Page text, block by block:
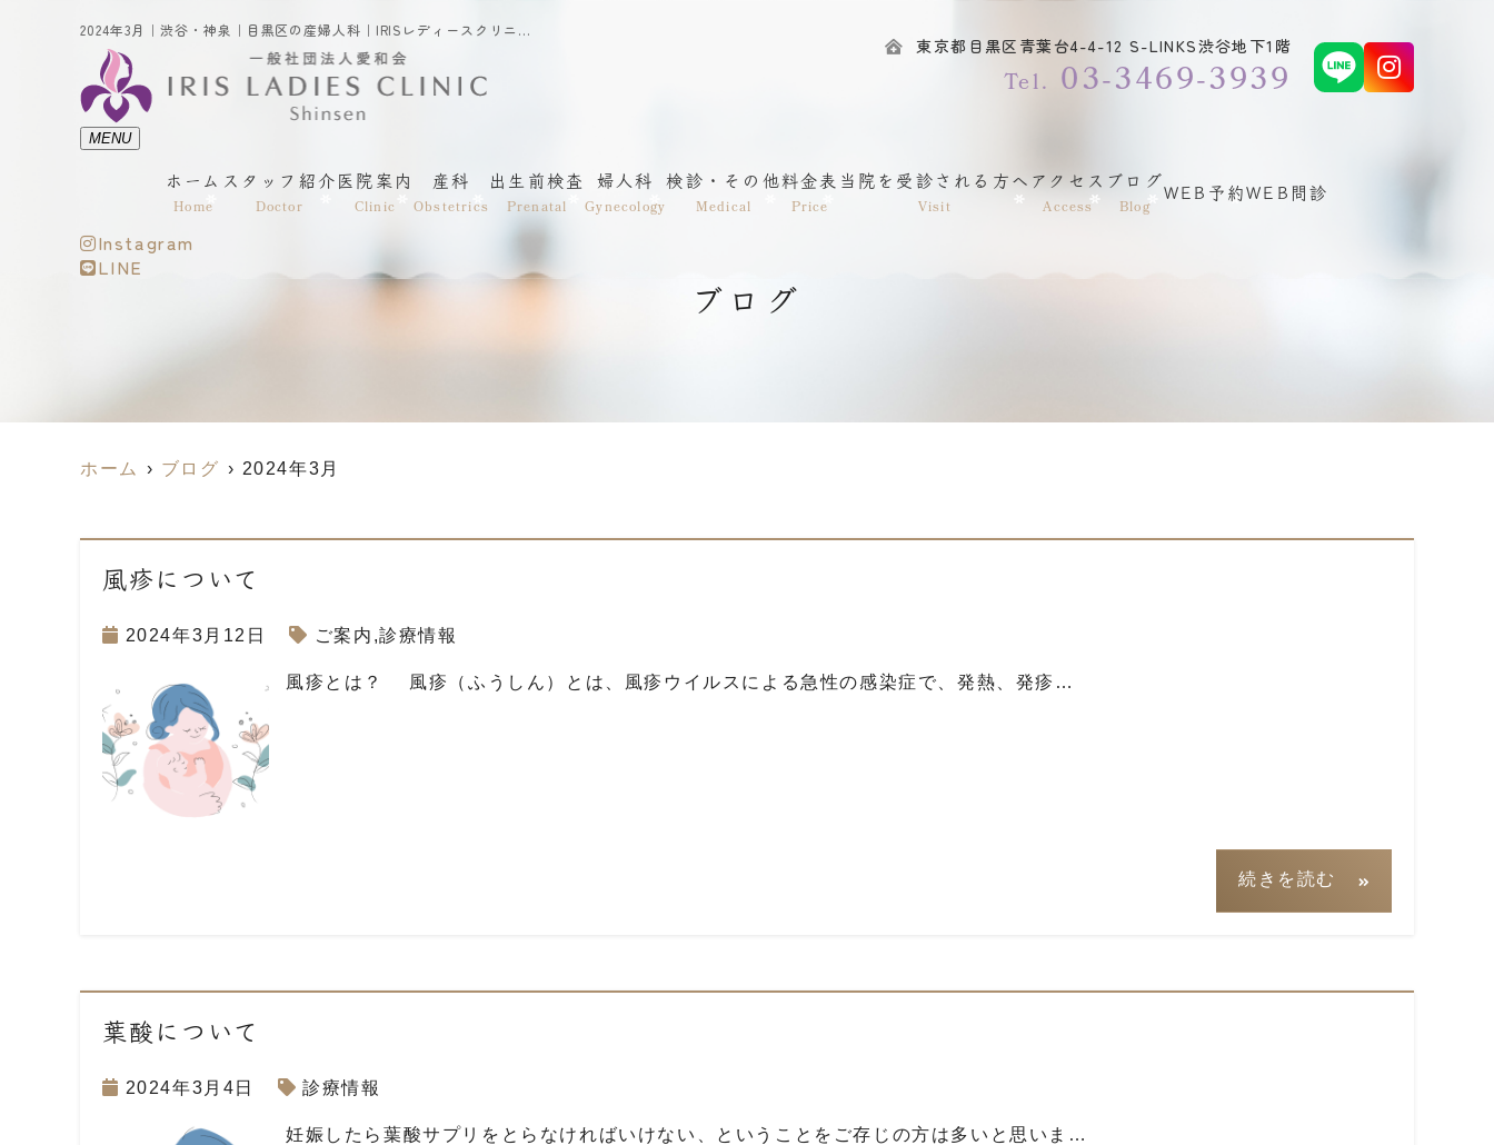
2024年3月｜渋谷・神泉｜目黒区の産婦人科｜IRISレディースクリニック神泉
東京都目黒区青葉台4-4-12 S-LINKS渋谷地下1階
Tel. 03-3469-3939
MENU
ホーム
Home
スタッフ紹介
Doctor
医院案内
Clinic
産科
Obstetrics
出生前検査
Prenatal
婦人科
Gynecology
検診・その他
Medical
料金表
Price
当院を受診される方へ
Visit
アクセス
Access
ブログ
Blog
WEB予約 WEB問診
Instagram
LINE
ブログ
ホーム ブログ 2024年3月
風疹について
2024年3月12日 ご案内 ,診療情報
風疹とは？ 風疹（ふうしん）とは、風疹ウイルスによる急性の感染症で、発熱、発疹…
続きを読む
葉酸について
2024年3月4日 診療情報
妊娠したら葉酸サプリをとらなければいけない、ということをご存じの方は多いと思いま…